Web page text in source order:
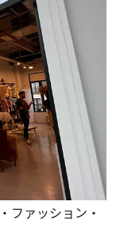
ファッション・